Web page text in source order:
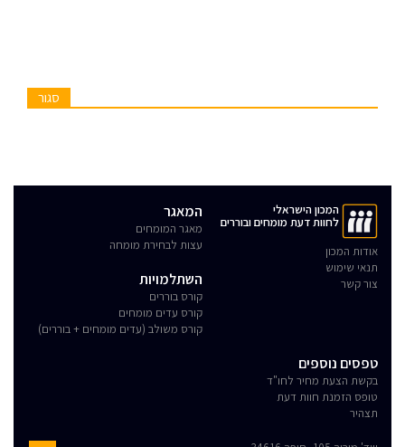
סגור
המכון הישראלי
לחוות דעת מומחים ובוררים
אודות המכון
תנאי שימוש
צור קשר
המאגר
מאגר המומחים
עצות לבחירת מומחה
השתלמויות
קורס בוררים
קורס עדים מומחים
קורס משולב (עדים מומחים + בוררים)
טפסים נוספים
בקשת הצעת מחיר לחו"ד
טופס הזמנת חוות דעת
תצהיר